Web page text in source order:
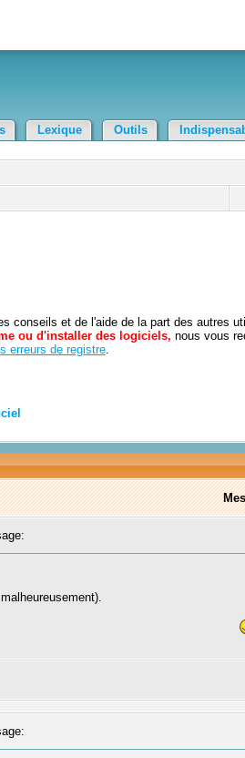
Lexique Outils
conseils et de l'aide de la part des autres
ou d'installer des logiciels, nous vous
erreurs de registre.